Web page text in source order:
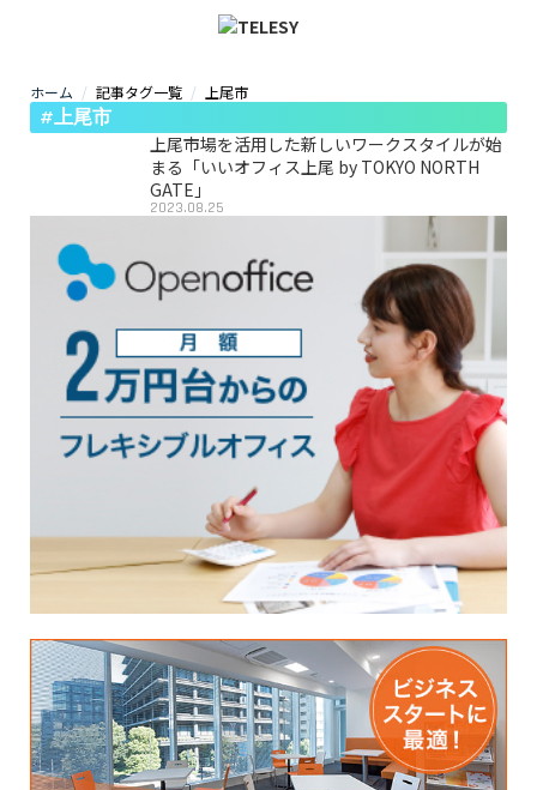
コラム
ZOOM背景
@telesy
ホーム 記事タグ一覧 上尾市
#上尾市
上尾市場を活用した新しいワークスタイルが始
まる「いいオフィス上尾 by TOKYO NORTH
GATE」
2023.08.25